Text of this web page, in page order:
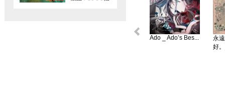
Ado _ Ado’s Bes...
永
好